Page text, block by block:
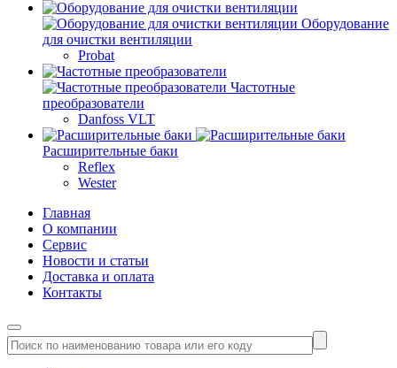
Оборудование
для очистки вентиляции
Probat
Частотные
преобразователи
Danfoss VLT
Расширительные баки
Reflex
Wester
Главная
О компании
Сервис
Новости и статьи
Доставка и оплата
Контакты